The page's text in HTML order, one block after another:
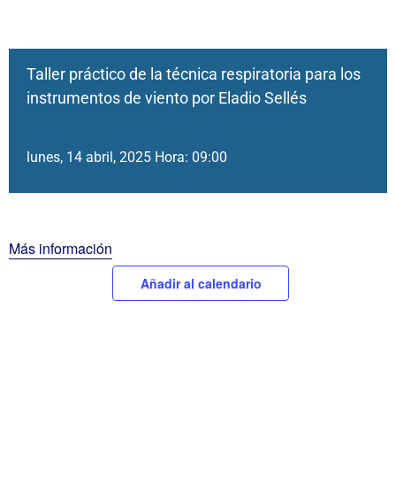
Taller práctico de la técnica respiratoria para los
instrumentos de viento por Eladio Sellés
lunes, 14 abril, 2025 Hora: 09:00
Más información
Añadir al calendario